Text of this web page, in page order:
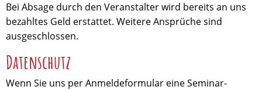
Bei Absage durch den Veranstalter wird bereits an uns
bezahltes Geld erstattet. Weitere Ansprüche sind
ausgeschlossen.
Datenschutz
Wenn Sie uns per Anmeldeformular eine Seminar-